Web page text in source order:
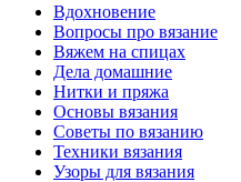
Вдохновение
Вопросы про вязание
Вяжем на спицах
Дела домашние
Нитки и пряжа
Основы вязания
Советы по вязанию
Техники вязания
Узоры для вязания